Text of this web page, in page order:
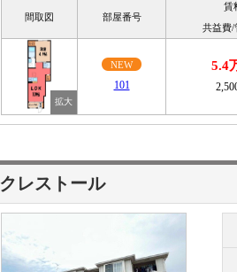
間取図 部屋番号
賃
共益費/
NEW
101
5.4
クレストール